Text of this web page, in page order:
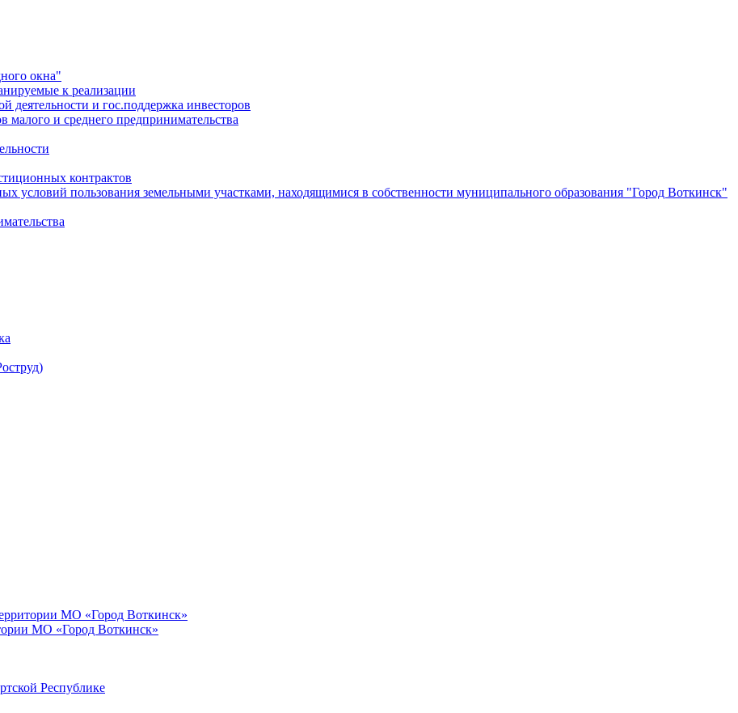
окна"
к реализации
и гос.поддержка инвесторов
малого и среднего предпринимательства
контрактов
условий пользования земельными участками, находящимися в собственности муниципального образования "Город Воткинск"
МО «Город Воткинск»
МО «Город Воткинск»
Республике